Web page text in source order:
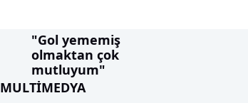
"Gol yememiş
olmaktan çok
mutluyum"
MULTİMEDYA